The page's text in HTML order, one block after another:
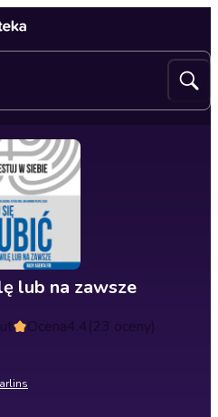
lub na zawsze
Ocena4.4(23 oceny)